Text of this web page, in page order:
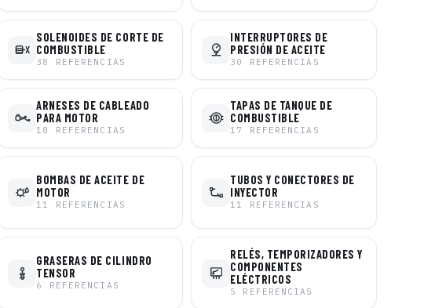
SOLENOIDES DE CORTE DE
COMBUSTIBLE
38 REFERENCIAS
INTERRUPTORES DE
PRESIÓN DE ACEITE
30 REFERENCIAS
ARNESES DE CABLEADO
PARA MOTOR
18 REFERENCIAS
TAPAS DE TANQUE DE
COMBUSTIBLE
17 REFERENCIAS
BOMBAS DE ACEITE DE
MOTOR
11 REFERENCIAS
TUBOS Y CONECTORES DE
INYECTOR
11 REFERENCIAS
GRASERAS DE CILINDRO
TENSOR
6 REFERENCIAS
RELÉS, TEMPORIZADORES Y
COMPONENTES
ELÉCTRICOS
5 REFERENCIAS